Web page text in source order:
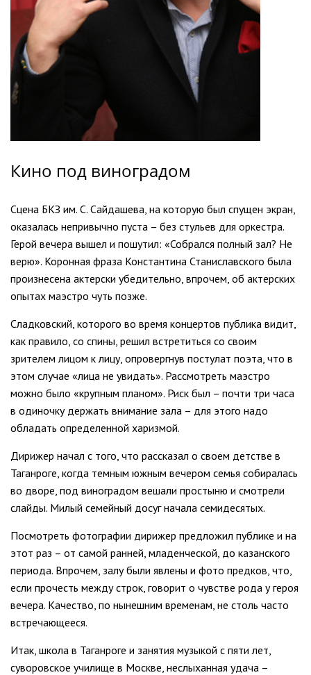
Кино под виноградом
Сцена БКЗ им. С. Сайдашева, на которую был спущен экран,
оказалась непривычно пуста – без стульев для оркестра.
Герой вечера вышел и пошутил: «Собрался полный зал? Не
верю». Коронная фраза Константина Станиславского была
произнесена актерски убедительно, впрочем, об актерских
опытах маэстро чуть позже.
Сладковский, которого во время концертов публика видит,
как правило, со спины, решил встретиться со своим
зрителем лицом к лицу, опровергнув постулат поэта, что в
этом случае «лица не увидать». Рассмотреть маэстро
можно было «крупным планом». Риск был – почти три часа
в одиночку держать внимание зала – для этого надо
обладать определенной харизмой.
Дирижер начал с того, что рассказал о своем детстве в
Таганроге, когда темным южным вечером семья собиралась
во дворе, под виноградом вешали простыню и смотрели
слайды. Милый семейный досуг начала семидесятых.
Посмотреть фотографии дирижер предложил публике и на
этот раз – от самой ранней, младенческой, до казанского
периода. Впрочем, залу были явлены и фото предков, что,
если прочесть между строк, говорит о чувстве рода у героя
вечера. Качество, по нынешним временам, не столь часто
встречающееся.
Итак, школа в Таганроге и занятия музыкой с пяти лет,
суворовское училище в Москве, неслыханная удача –